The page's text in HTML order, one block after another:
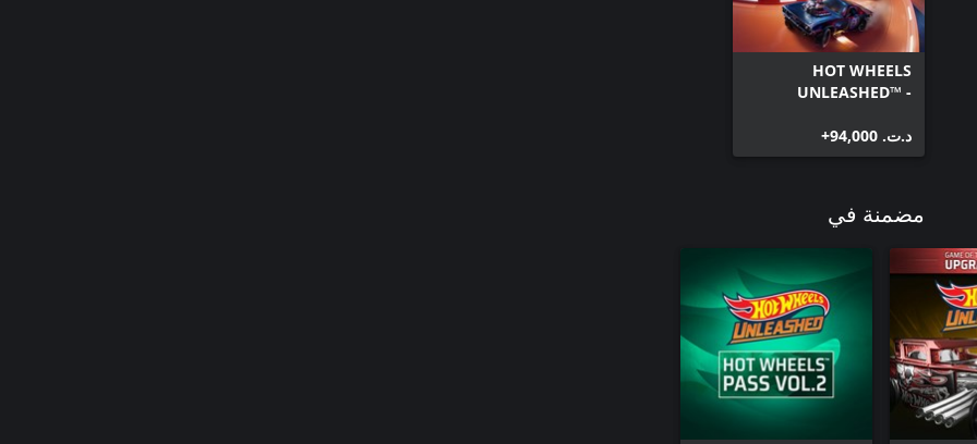
HOT WHEELS
UNLEASHED™ -
د.ت.‏ 94,000+
مضمنة في